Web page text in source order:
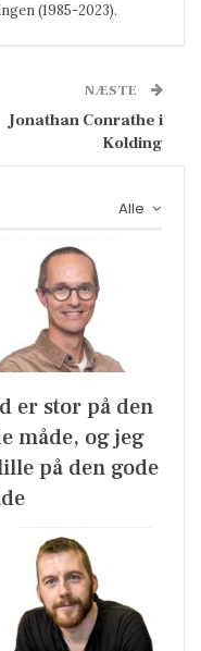
(1985-2023).
NÆSTE
Jonathan Conrathe i
Kolding
Alle
er stor på den
måde, og jeg
på den gode